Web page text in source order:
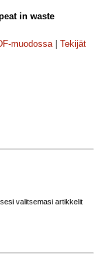
in waste
muodossa| Tekijät
valitsemasi artikkelit